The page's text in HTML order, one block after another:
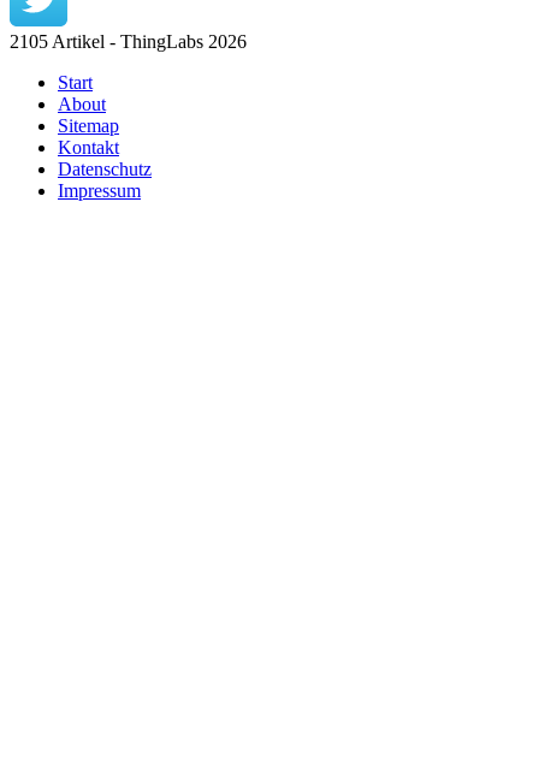
2105 Artikel - ThingLabs 2026
Start
About
Sitemap
Kontakt
Datenschutz
Impressum